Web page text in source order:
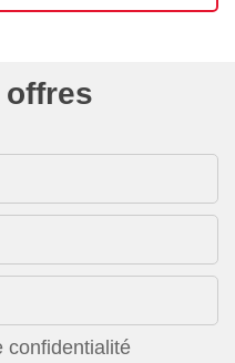
offres
confidentialité